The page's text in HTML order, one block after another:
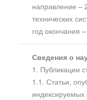
направление –
технических
год окончания
Сведения о
1. Публикации
1.1. Статьи,
индексируемых